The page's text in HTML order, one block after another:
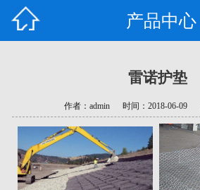
产品中心
雷诺护垫
作者：admin 时间：2018-06-09